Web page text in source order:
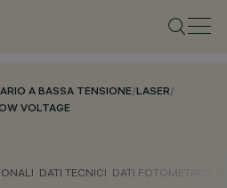
A BASSA TENSIONE/LASER/
VOLTAGE
DATI TECNICI DATI FOTOMETRICI